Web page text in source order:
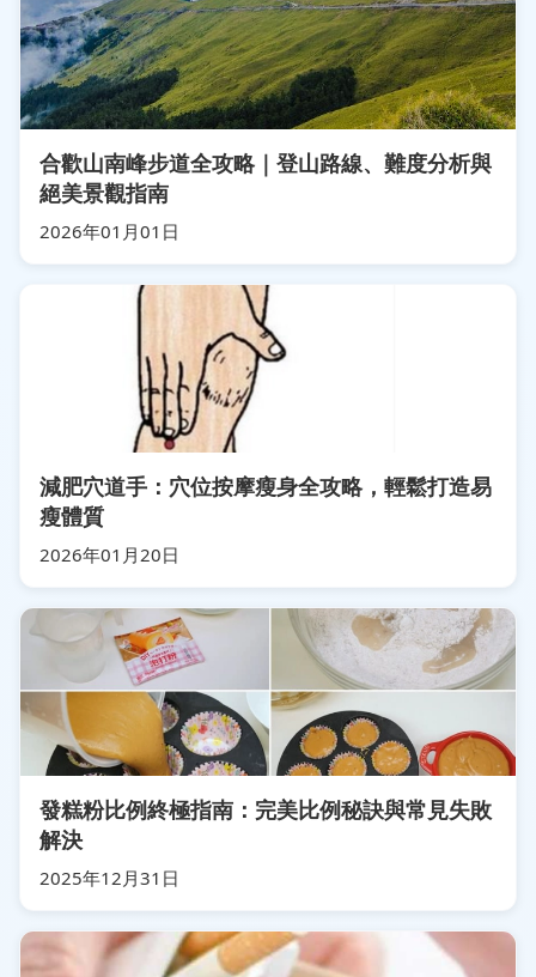
合歡山南峰步道全攻略｜登山路線、難度分析與
絕美景觀指南
2026年01月01日
減肥穴道手：穴位按摩瘦身全攻略，輕鬆打造易
瘦體質
2026年01月20日
發糕粉比例終極指南：完美比例秘訣與常見失敗
解決
2025年12月31日